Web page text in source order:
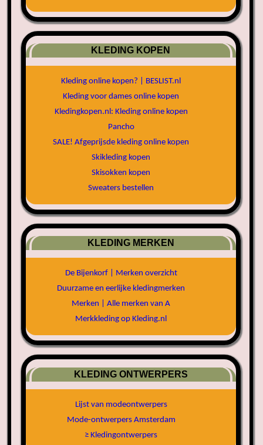
KLEDING KOPEN
Kleding online kopen? | BESLIST.nl
Kleding voor dames online kopen
Kledingkopen.nl: Kleding online kopen
Pancho
SALE! Afgeprijsde kleding online kopen
Skikleding kopen
Skisokken kopen
Sweaters bestellen
KLEDING MERKEN
De Bijenkorf | Merken overzicht
Duurzame en eerlijke kledingmerken
Merken | Alle merken van A
Merkkleding op Kleding.nl
KLEDING ONTWERPERS
Lijst van modeontwerpers
Mode-ontwerpers Amsterdam
≥ Kledingontwerpers